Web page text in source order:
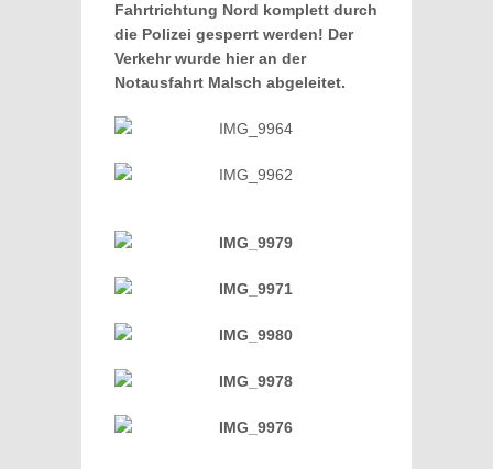
Fahrtrichtung Nord komplett durch
die Polizei gesperrt werden! Der
Verkehr wurde hier an der
Notausfahrt Malsch abgeleitet.